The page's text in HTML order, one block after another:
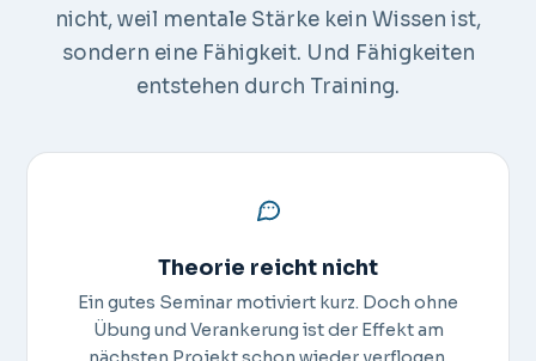
nicht, weil mentale Stärke kein Wissen ist,
sondern eine Fähigkeit. Und Fähigkeiten
entstehen durch Training.
Theorie reicht nicht
Ein gutes Seminar motiviert kurz. Doch ohne
Übung und Verankerung ist der Effekt am